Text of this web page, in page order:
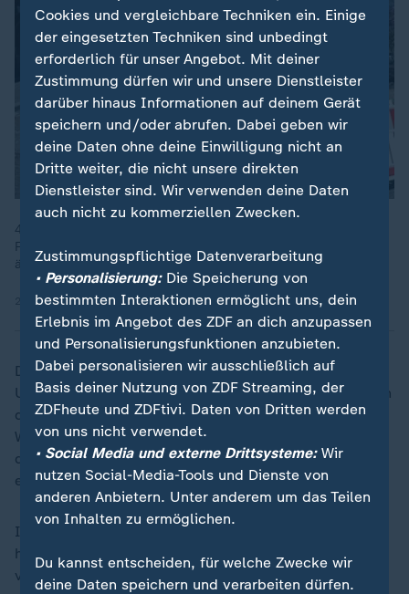
462 Menschen kamen im vergangenen Jahr durch
Fahrradunfälle ums Leben, viele davon auf E-Bikes. Besonders
ältere Verkehrsteilnehmer sind gefährdet.
27.04.2026 | 0:46 min
Der Unfall geschah den Angaben zufolge gegen 7:45
Uhr. Die Frau habe aus zunächst unbekannten Gründen
die Kontrolle über ihr Auto verloren und mit dem
Wagen die Kinder angefahren. Danach sei das Auto in
drei geparkte Wagen hineingeschleudert und habe sie
erheblich beschädigt, so der Sprecher.
In dem belebten Viertel in der Nähe einer Schule
hätten Augenzeugen an einem Kiosk den Unfall
verfolgt. Sie würden psychologisch betreut.
Cookies und vergleichbare Techniken ein. Einige
der eingesetzten Techniken sind unbedingt
erforderlich für unser Angebot. Mit deiner
Zustimmung dürfen wir und unsere Dienstleister
darüber hinaus Informationen auf deinem Gerät
speichern und/oder abrufen. Dabei geben wir
deine Daten ohne deine Einwilligung nicht an
Dritte weiter, die nicht unsere direkten
Dienstleister sind. Wir verwenden deine Daten
auch nicht zu kommerziellen Zwecken.
Zustimmungspflichtige Datenverarbeitung
• Personalisierung:Die Speicherung von
bestimmten Interaktionen ermöglicht uns, dein
Erlebnis im Angebot des ZDF an dich anzupassen
und Personalisierungsfunktionen anzubieten.
Dabei personalisieren wir ausschließlich auf
Basis deiner Nutzung von ZDF Streaming, der
ZDFheute und ZDFtivi. Daten von Dritten werden
von uns nicht verwendet.
• Social Media und externe Drittsysteme:Wir
nutzen Social-Media-Tools und Dienste von
anderen Anbietern. Unter anderem um das Teilen
von Inhalten zu ermöglichen.
Du kannst entscheiden, für welche Zwecke wir
deine Daten speichern und verarbeiten dürfen.